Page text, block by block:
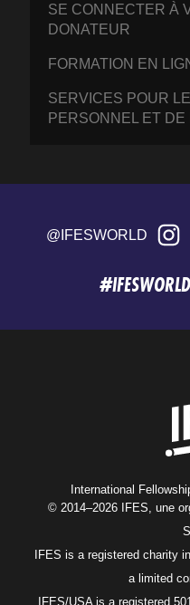
SE CONNECTER À
DONATEUR
FORMATION EN
SERVICES POUR
PERSONNEL ET DE
@IFESWORLD
#IFESWORLD
International
© 2014–2026 IFES, une
IFES is a registered charity
a limited
IFES/USA is a registered